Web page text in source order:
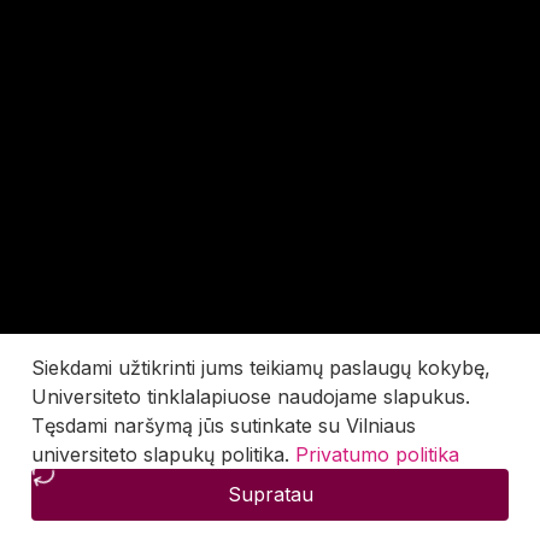
Siekdami užtikrinti jums teikiamų paslaugų kokybę,
Universiteto tinklalapiuose naudojame slapukus.
Tęsdami naršymą jūs sutinkate su Vilniaus
universiteto slapukų politika. Privatumo politika
Supratau